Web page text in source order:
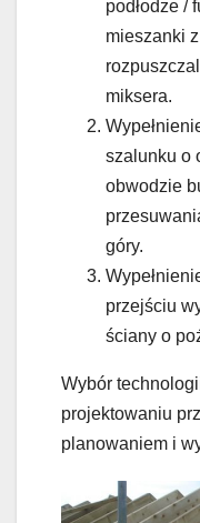
podłodze /
mieszanki
miksera.
szalunku o
obwodzie
góry.
przejściu
ściany o
Wybór
projektowaniu
planowaniem i